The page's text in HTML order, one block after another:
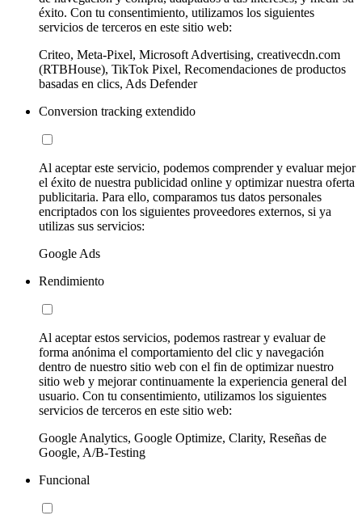
éxito. Con tu consentimiento, utilizamos los siguientes
servicios de terceros en este sitio web:
Criteo, Meta-Pixel, Microsoft Advertising, creativecdn.com
(RTBHouse), TikTok Pixel, Recomendaciones de productos
basadas en clics, Ads Defender
Conversion tracking extendido
Al aceptar este servicio, podemos comprender y evaluar mejor
el éxito de nuestra publicidad online y optimizar nuestra oferta
publicitaria. Para ello, comparamos tus datos personales
encriptados con los siguientes proveedores externos, si ya
utilizas sus servicios:
Google Ads
Rendimiento
Al aceptar estos servicios, podemos rastrear y evaluar de
forma anónima el comportamiento del clic y navegación
dentro de nuestro sitio web con el fin de optimizar nuestro
sitio web y mejorar continuamente la experiencia general del
usuario. Con tu consentimiento, utilizamos los siguientes
servicios de terceros en este sitio web:
Google Analytics, Google Optimize, Clarity, Reseñas de
Google, A/B-Testing
Funcional